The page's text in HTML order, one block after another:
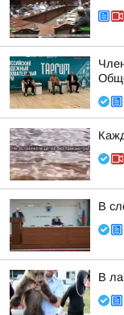
В
В